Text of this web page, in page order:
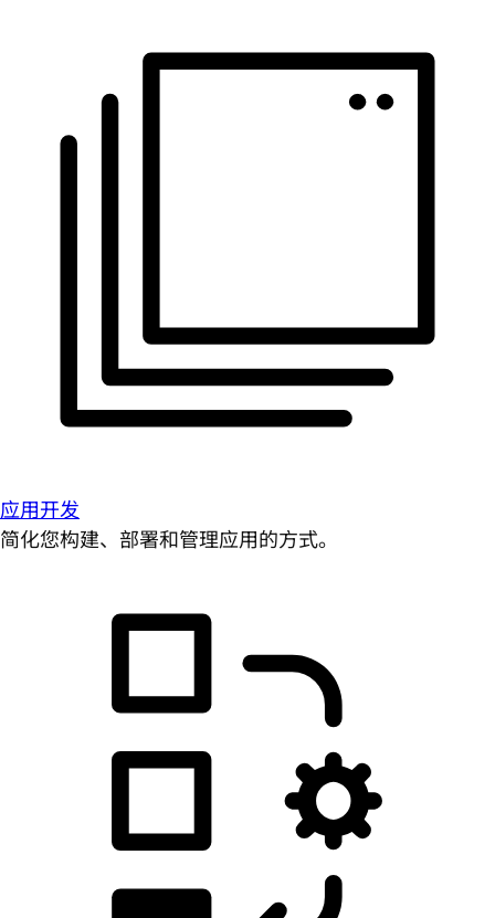
应用开发
简化您构建、部署和管理应用的方式。